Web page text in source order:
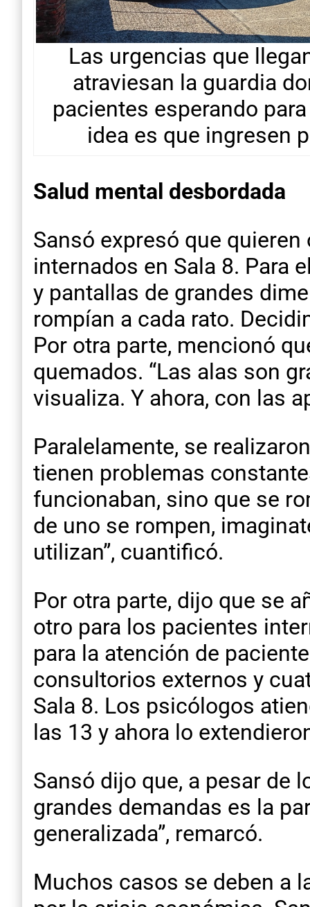
Las urgencias que
atraviesan la guardia
pacientes esperando
idea es que ingresen
Salud mental desbordada
Sansó expresó que
internados en Sala 8. Para
y pantallas de grandes
rompían a cada rato.
Por otra parte, mencionó
quemados. “Las alas son
visualiza. Y ahora, con las
Paralelamente, se
tienen problemas
funcionaban, sino que se
de uno se rompen,
utilizan”, cuantificó.
Por otra parte, dijo que se
otro para los pacientes
para la atención de
consultorios externos y
Sala 8. Los psicólogos
las 13 y ahora lo
Sansó dijo que, a pesar de
grandes demandas es la
generalizada”, remarcó.
Muchos casos se deben a